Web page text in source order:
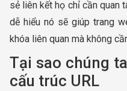
sẻ liên kết họ chỉ cần quan
dễ hiểu nó sẽ giúp trang
khóa liên quan mà không
Tại sao chúng
cấu trúc URL